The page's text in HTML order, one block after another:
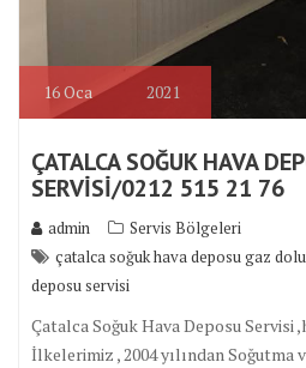
16Oca 2021
ÇATALCA SOĞUK HAVA
SERVİSİ/0212 515 21 76
admin
Servis Bölgeleri
çatalca soğuk hava deposu gaz
deposu servisi
Çatalca Soğuk Hava Deposu
İlkelerimiz , 2004 yılından Soğutma